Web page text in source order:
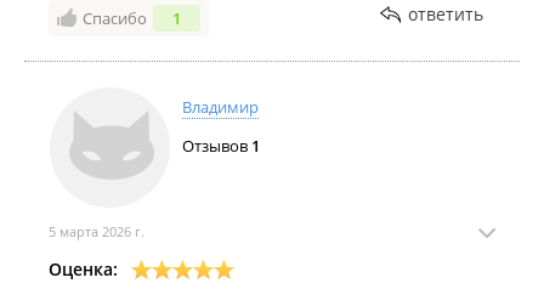
Спасибо 1 ответить
Владимир
Отзывов 1
5 марта 2026 г.
Оценка: